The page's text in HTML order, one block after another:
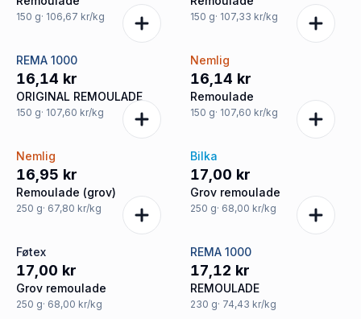
150 g· 106,67 kr/kg 150 g· 107,33 kr/kg
REMA 1000
16,14 kr
ORIGINAL REMOULADE
150 g· 107,60 kr/kg
Nemlig
16,14 kr
Remoulade
150 g· 107,60 kr/kg
Nemlig
16,95 kr
Remoulade (grov)
250 g· 67,80 kr/kg
Bilka
17,00 kr
Grov remoulade
250 g· 68,00 kr/kg
Føtex
17,00 kr
Grov remoulade
250 g· 68,00 kr/kg
REMA 1000
17,12 kr
REMOULADE
230 g· 74,43 kr/kg